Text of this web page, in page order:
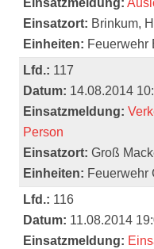
Einsatzmeldung:
Einsatzort: Brinkum,
Einheiten: Feuerwehr
Lfd.: 117
Datum: 14.08.2014
Einsatzmeldung:
Person
Einsatzort: Groß
Einheiten: Feuerwehr
Lfd.: 116
Datum: 11.08.2014
Einsatzmeldung: